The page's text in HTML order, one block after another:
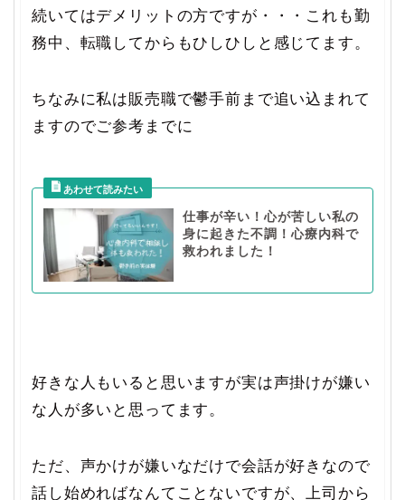
続いてはデメリットの方ですが・・・これも勤
務中、転職してからもひしひしと感じてます。
ちなみに私は販売職で鬱手前まで追い込まれて
ますのでご参考までに
仕事が辛い！心が苦しい私の
身に起きた不調！心療内科で
救われました！
好きな人もいると思いますが実は声掛けが嫌い
な人が多いと思ってます。
ただ、声かけが嫌いなだけで会話が好きなので
話し始めればなんてことないですが、上司から